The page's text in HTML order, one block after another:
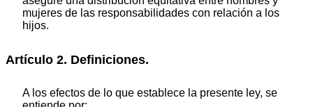
mujeres de las responsabilidades con relación a los
hijos.
Artículo 2. Definiciones.
A los efectos de lo que establece la presente ley, se